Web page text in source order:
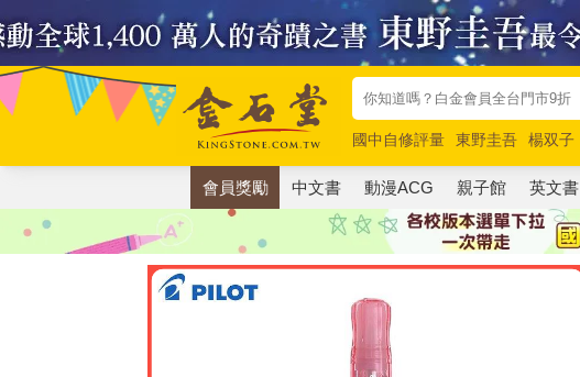
國中自修評量 東野圭吾 楊双子
唯紅花綻放
奧德賽 路邊攤新作
會員獎勵 中文書 動漫ACG 親子館 英文書